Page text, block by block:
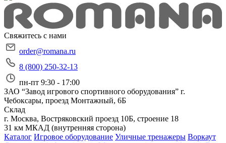
Свяжитесь с нами
order@romana.ru
8 (800) 250-32-13
пн-пт 9:30 - 17:00
ЗАО “Завод игрового спортивного оборудования” г.
Чебоксары, проезд Монтажный, 6Б
Склад
г. Москва, Востряковский проезд 10Б, строение 18
31 км МКАД (внутренняя сторона)
Каталог Игровое оборудование Уличные тренажеры Воркаут